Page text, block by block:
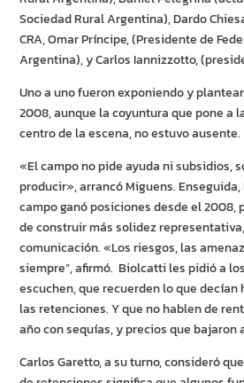
Sociedad Rural Argentina), Dardo
CRA, Omar Príncipe, (Presidente de
Argentina), y Carlos Iannizzotto,
Uno a uno fueron exponiendo y
2008, aunque la coyuntura que pone a
centro de la escena, no estuvo ausente.
«El campo no pide ayuda ni subsidios,
producir», arrancó Miguens.
campo ganó posiciones desde el 2008,
de construir más solidez
comunicación. «Los riesgos, las
siempre”, afirmó. Biolcatti les pidió a
escuchen, que recuerden lo que decían
las retenciones. Y que no hablen de
año con sequías, y precios que bajaron
Carlos Garetto, a su turno, consideró